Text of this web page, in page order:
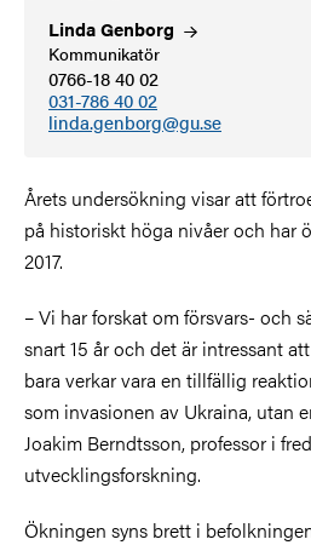
LindaGenborg
Kommunikatör
0766-18 40 02
031-786 40 02
linda.genborg@gu.se
Årets undersökning visar att
på historiskt höga nivåer och har
2017.
– Vi har forskat om försvars- och
snart 15 år och det är intressant
bara verkar vara en tillfällig
som invasionen av Ukraina, utan
Joakim Berndtsson, professor i
utvecklingsforskning.
Ökningen syns brett i